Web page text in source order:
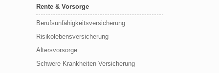
Rente & Vorsorge
Berufs­unfähigkeitsversicherung
Risikolebensversicherung
Altersvorsorge
Schwere Krankheiten Versicherung